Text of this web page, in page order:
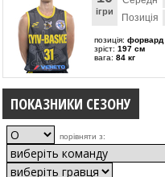
ігри
Позиція
позиція: форвард
зріст: 197 см
вага: 84 кг
ПОКАЗНИКИ СЕЗОНУ
порівняти з: